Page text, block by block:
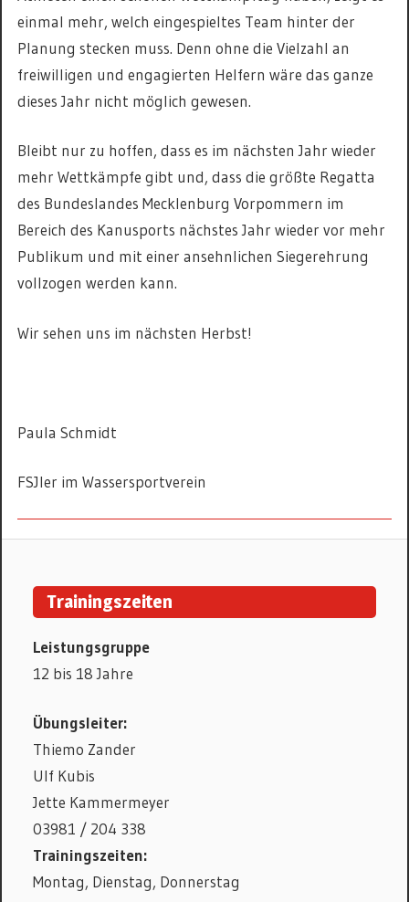
einmal mehr, welch eingespieltes Team hinter der
Planung stecken muss. Denn ohne die Vielzahl an
freiwilligen und engagierten Helfern wäre das ganze
dieses Jahr nicht möglich gewesen.
Bleibt nur zu hoffen, dass es im nächsten Jahr wieder
mehr Wettkämpfe gibt und, dass die größte Regatta
des Bundeslandes Mecklenburg Vorpommern im
Bereich des Kanusports nächstes Jahr wieder vor mehr
Publikum und mit einer ansehnlichen Siegerehrung
vollzogen werden kann.
Wir sehen uns im nächsten Herbst!
Paula Schmidt
FSJler im Wassersportverein
Trainingszeiten
Leistungsgruppe
12 bis 18 Jahre
Übungsleiter:
Thiemo Zander
Ulf Kubis
Jette Kammermeyer
03981 / 204 338
Trainingszeiten:
Montag, Dienstag, Donnerstag